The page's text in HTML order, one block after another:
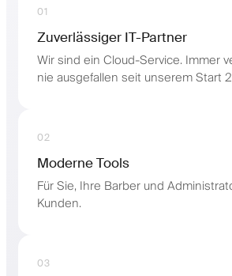
01
Zuverlässiger IT-Partner
Wir sind ein Cloud-Service. Immer
nie ausgefallen seit unserem Start
02
Moderne Tools
Für Sie, Ihre Barber und
Kunden.
03